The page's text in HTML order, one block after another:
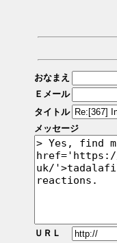
おなまえ
Ｅメール
タイトル
メッセージ
ＵＲＬ